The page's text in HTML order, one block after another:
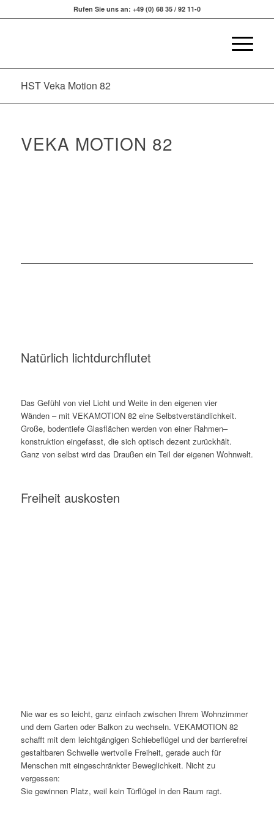
Rufen Sie uns an: +49 (0) 68 35 / 92 11-0
HST Veka Motion 82
VEKA MOTION 82
Natürlich lichtdurchflutet
Das Gefühl von viel Licht und Weite in den eigenen vier
Wänden – mit VEKAMOTION 82 eine Selbstverständlichkeit.
Große, bodentiefe Glasflächen werden von einer Rahmen–
konstruktion eingefasst, die sich optisch dezent zurückhält.
Ganz von selbst wird das Draußen ein Teil der eigenen Wohnwelt.
Freiheit auskosten
Nie war es so leicht, ganz einfach zwischen Ihrem Wohnzimmer
und dem Garten oder Balkon zu wechseln. VEKAMOTION 82
schafft mit dem leichtgängigen Schiebeflügel und der barrierefrei
gestaltbaren Schwelle wertvolle Freiheit, gerade auch für
Menschen mit eingeschränkter Beweglichkeit. Nicht zu
vergessen:
Sie gewinnen Platz, weil kein Türflügel in den Raum ragt.